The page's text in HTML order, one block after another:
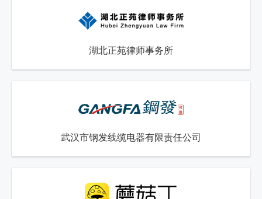
湖北正苑律师事务所
武汉市钢发线缆电器有限责任公司